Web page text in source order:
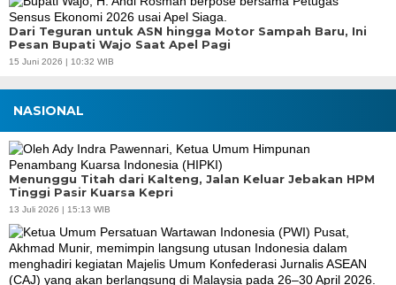
Dari Teguran untuk ASN hingga Motor Sampah Baru, Ini
Pesan Bupati Wajo Saat Apel Pagi
15 Juni 2026 | 10:32 WIB
NASIONAL
Menunggu Titah dari Kalteng, Jalan Keluar Jebakan HPM
Tinggi Pasir Kuarsa Kepri
13 Juli 2026 | 15:13 WIB